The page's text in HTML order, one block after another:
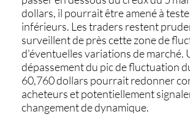
dollars, il pourrait être amené à
inférieurs. Les traders restent
surveillent de près cette zone de
d'éventuelles variations de marché.
dépassement du pic de fluctuation
60,760 dollars pourrait redonner
acheteurs et potentiellement
changement de dynamique.